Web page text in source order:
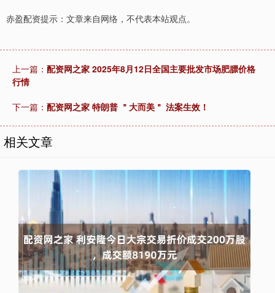
赤盈配资提示：文章来自网络，不代表本站观点。
上一篇： 配资网之家 2025年8月12日全国主要批发市场肥膘价格
行情
下一篇： 配资网之家 特朗普 ＂大而美＂ 法案生效！
相关文章